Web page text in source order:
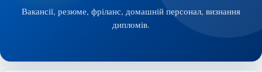
Вакансії, резюме, фріланс, домашній персонал, визнання
дипломів.